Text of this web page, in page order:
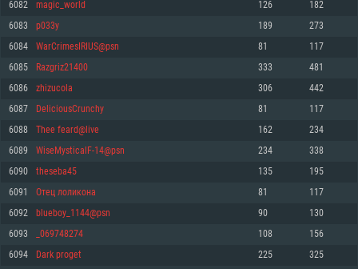
최소사양
운영체제: Windows 10 (64 bit)
프로세서: 2.2 GHz 듀얼코어 이상
메모리: 4GB
그래픽 카드: DirectX 11 이상을 지원하는 AMD Radeon 77XX / NVIDIA
GeForce GT 660. 최소 사양 해상도: 720p
네트워크: 브로드밴드 인터넷
여유 저장 공간: 22.1 GB (최소 클라이언트)
최소사양
운영체제: Mac OS Big Sur 11.0
프로세서: 최소 2.2 GHz의 Core i5 (Intel Xeon 은 지원하지 않습니다)
메모리: 6 GB
그래픽 카드: Metal 을 지원하는 Intel Iris Pro 5200 (Mac), 혹은 이와 비슷한 성
능을 가지는 Mac 버전의 AMD/Nvidia. 최소 해상도: 720p
네트워크: 브로드밴드 인터넷
여유 저장 공간: 22.1 GB (최소 클라이언트)
최소사양
운영체제: 64bit Linux 중 최신 버전
프로세서: 2.4 GHz 듀얼코어
메모리: 4 GB
그래픽 카드: Vulkan 을 지원하고, 최신 그래픽 드라이버를 지원하는 NVIDIA
660 (6개월 미만) 혹은 그와 동급의 성능을 가지며 최신 그래픽 드라이버를 지
원하는 AMD (6개월 미만; 최소사양 지원 해상도 720p)
네트워크: 브로드밴드 인터넷
여유 저장 공간: 22.1 GB (최소 클라이언트)
6082 magic_world 126 182
6083 p033y 189 273
6084 WarCrimesIRIUS@psn 81 117
6085 Razgriz21400 333 481
6086 zhizucola 306 442
6087 DeliciousCrunchy 81 117
6088 Thee feard@live 162 234
6089 WiseMysticalF-14@psn 234 338
6090 theseba45 135 195
6091 Отец лоликона 81 117
6092 blueboy_1144@psn 90 130
6093 _069748274 108 156
6094 Dark proget 225 325